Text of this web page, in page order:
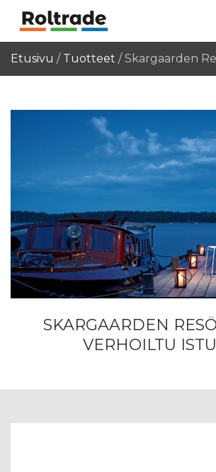
Etusivu / Tuotteet /Skargaarden
SKARGAARDEN
VERHOILTU